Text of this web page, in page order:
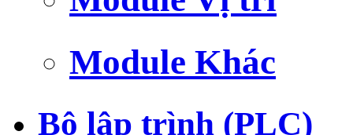
Module Khác
Bộ lập trình (PLC)